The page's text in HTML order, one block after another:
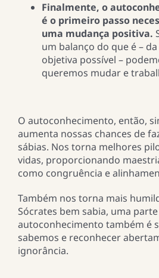
Finalmente, o
é o primeiro passo
uma mudança positiva.
um balanço do que é –
objetiva possível –
queremos mudar e
O autoconhecimento, então,
aumenta nossas chances de
sábias. Nos torna melhores
vidas, proporcionando
como congruência e
Também nos torna mais
Sócrates bem sabia, uma
autoconhecimento também é
sabemos e reconhecer
ignorância.